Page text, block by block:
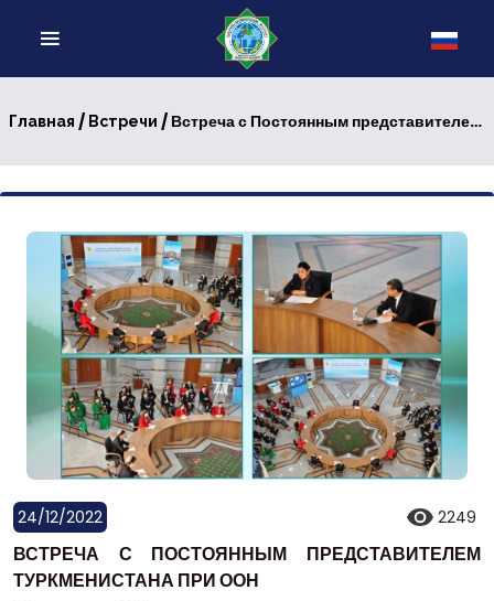
Главная / Встречи / Встреча с Постоянным представителем Туркменистана при ООН
24/12/2022 2249
ВСТРЕЧА С ПОСТОЯННЫМ ПРЕДСТАВИТЕЛЕМ
ТУРКМЕНИСТАНА ПРИ ООН